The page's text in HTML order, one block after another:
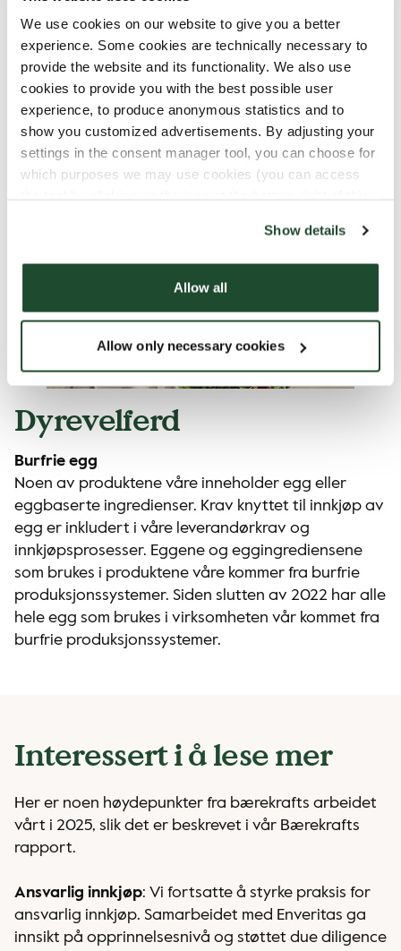
We use cookies on our website to give you a better
experience. Some cookies are technically necessary to
provide the website and its functionality. We also use
cookies to provide you with the best possible user
experience, to produce anonymous statistics and to
show you customized advertisements. By adjusting your
settings in the consent manager tool, you can choose for
which purposes we may use cookies (you can access
Show details
Allow all
Allow only necessary cookies
Vår innkjøper av grønn kaffe besøker hvert år flere
av gårdene vi kjøper fra. Disse besøkene utfyller
verifiseringsarbeidet og støtter langsiktige
relasjoner med produsenter. Mer informasjon finnes
i vår Bærekrafts rapport 2025.
Dyrevelferd
Burfrie egg
Noen av produktene våre inneholder egg eller
eggbaserte ingredienser. Krav knyttet til innkjøp av
egg er inkludert i våre leverandørkrav og
innkjøpsprosesser. Eggene og eggingrediensene
som brukes i produktene våre kommer fra burfrie
produksjonssystemer. Siden slutten av 2022 har alle
hele egg som brukes i virksomheten vår kommet fra
burfrie produksjonssystemer.
Interessert i å lese mer
Her er noen høydepunkter fra bærekrafts arbeidet
vårt i 2025, slik det er beskrevet i vår Bærekrafts
rapport.
Ansvarlig innkjøp: Vi fortsatte å styrke praksis for
ansvarlig innkjøp. Samarbeidet med Enveritas ga
innsikt på opprinnelsesnivå og støttet due diligence